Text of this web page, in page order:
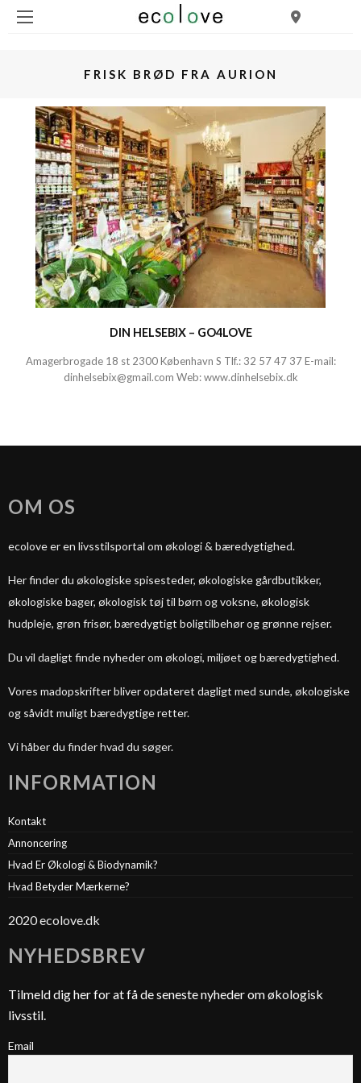
FRISK BRØD FRA AURION
DIN HELSEBIX – GO4LOVE
Amagerbrogade 18 st 2300 København S Tlf.: 32 57 47 37E-mail:
dinhelsebix@gmail.com Web:www.dinhelsebix.dk
OM OS
ecolove er en livsstilsportal om økologi & bæredygtighed.
Her finder du økologiske spisesteder, økologiske gårdbutikker,
økologiske bager, økologisk tøj til børn og voksne, økologisk
hudpleje, grøn frisør, bæredygtigt boligtilbehør og grønne rejser.
Du vil dagligt finde nyheder om økologi, miljøet og bæredygtighed.
Vores madopskrifter bliver opdateret dagligt med sunde, økologiske
og såvidt muligt bæredygtige retter.
Vi håber du finder hvad du søger.
INFORMATION
Kontakt
Annoncering
Hvad Er Økologi & Biodynamik?
Hvad Betyder Mærkerne?
2020 ecolove.dk
NYHEDSBREV
Tilmeld dig her for at få de seneste nyheder om økologisk
livsstil.
Email